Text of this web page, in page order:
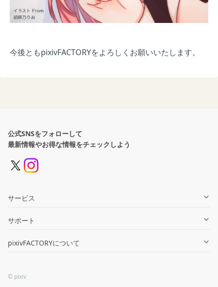
今後ともpixivFACTORYをよろしくお願いいたします。
公式SNSをフォローして
最新情報やお得な情報をチェックしよう
サービス
グッズ制作
法人向け
サポート
ヘルプセンター
お問い合わせ
pixivFACTORYについて
利用規約
© pixiv